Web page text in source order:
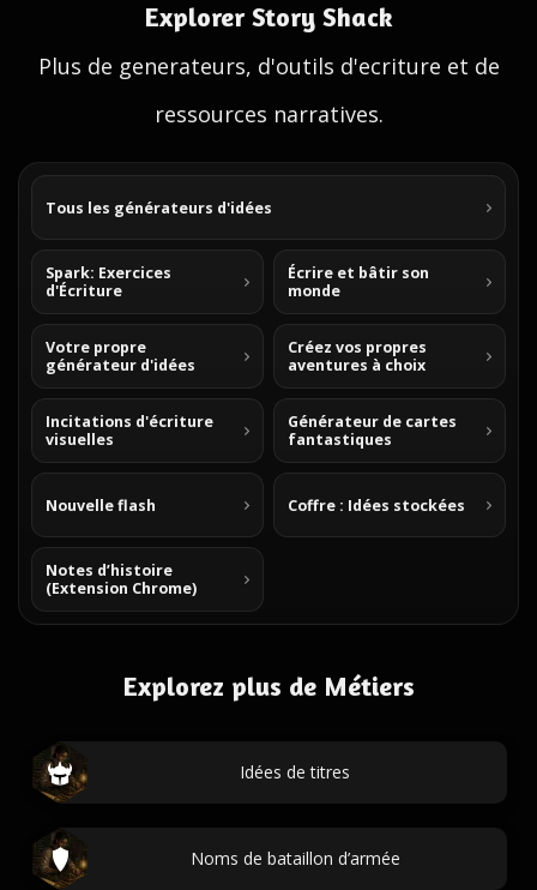
Explorer Story Shack
Plus de generateurs, d'outils d'ecriture et de
ressources narratives.
Tous les générateurs d'idées
Spark: Exercices
d'Écriture
Écrire et bâtir son
monde
Votre propre
générateur d'idées
Créez vos propres
aventures à choix
Incitations d'écriture
visuelles
Générateur de cartes
fantastiques
Nouvelle flash Coffre : Idées stockées
Notes d’histoire
(Extension Chrome)
Explorez plus de Métiers
Idées de titres
Noms de bataillon d’armée